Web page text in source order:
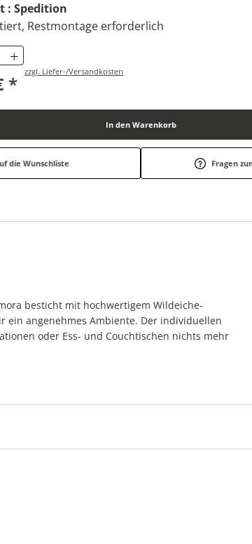
: Spedition
Restmontage erforderlich
+
*
zzgl. Liefer-/Versandkosten
In den Warenkorb
die Wunschliste Fragen
besticht mit hochwertigem Wildeiche-
ein angenehmes Ambiente. Der individuellen
oder Ess- und Couchtischen nichts mehr